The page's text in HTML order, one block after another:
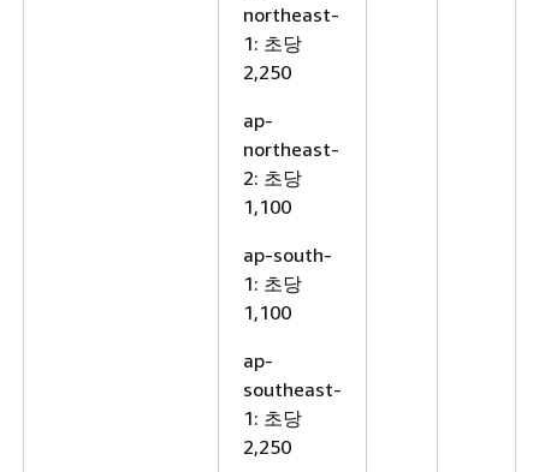
northeast-
1: 초당
2,250
ap-
northeast-
2: 초당
1,100
ap-south-
1: 초당
1,100
ap-
southeast-
1: 초당
2,250